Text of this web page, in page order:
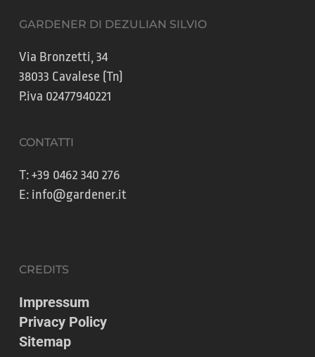
GARDENER DI DEZULIAN SILVIO
Via Bronzetti, 34
38033 Cavalese (Tn)
P.iva 02477940221
CONTATTI
T:+39 0462 340 276
E: info@gardener.it
CREDITS
Impressum
Privacy Policy
Sitemap